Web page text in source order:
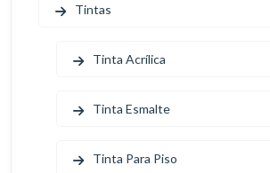
Tintas
Tinta Acrílica
Tinta Esmalte
Tinta Para Piso